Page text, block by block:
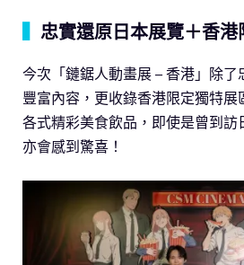
忠實還原日本展覽＋香港
今次「鏈鋸人動畫展 – 香港」除了
豐富內容，更收錄香港限定獨特展
各式精彩美食飲品，即使是曾到訪
亦會感到驚喜！